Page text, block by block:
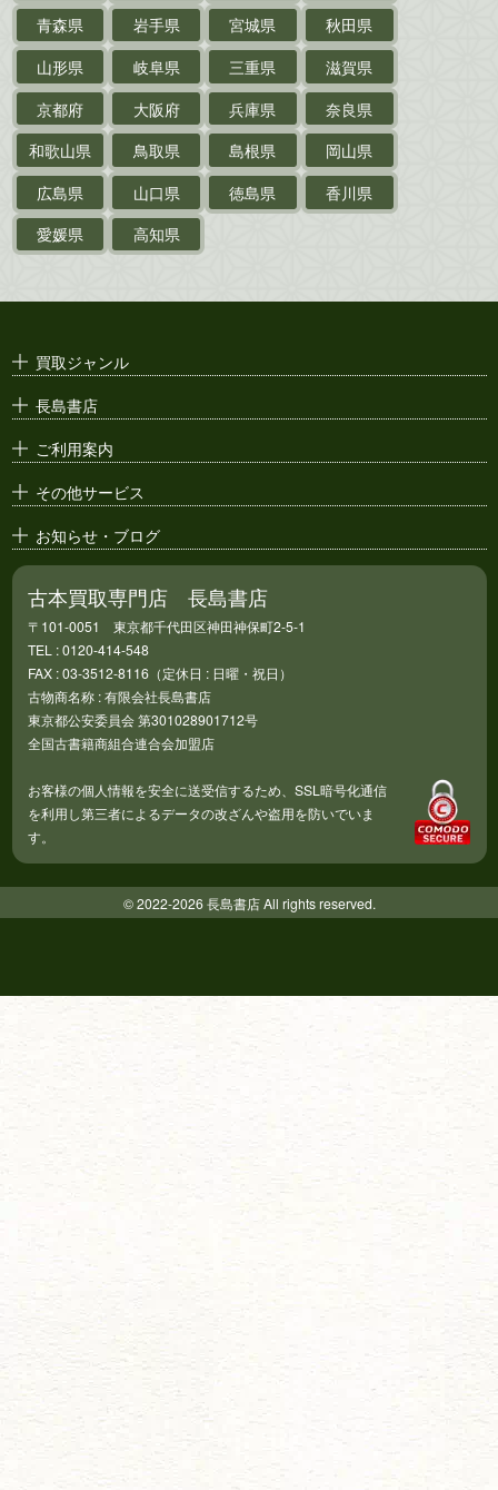
乗物
鉄道・
電車・バス
戦前・戦中の紙物・資料
絵葉書
支那・満洲・朝鮮・
台湾関係古資料
ポスター・チラシ・
青森県
岩手県 宮城県
秋田県
山形県
岐阜県 三重県
滋賀県
京都府
大阪府 兵庫県
奈良県
和歌山県
鳥取県 島根県
岡山県
広島県
山口県 徳島県
香川県
愛媛県
高知県
買取ジャンル
長島書店
ご利用案内
その他サービス
お知らせ・ブログ
古本買取専門店 長島書店
〒101-0051 東京都千代田区神田神保町2-5-1
TEL : 0120-414-548
FAX : 03-3512-8116（定休日 : 日曜・祝日）
古物商名称 : 有限会社長島書店
東京都公安委員会 第301028901712号
全国古書籍商組合連合会加盟店
お客様の個人情報を安全に送受信するため、SSL暗号化通信
を利用し第三者によるデータの改ざんや盗用を防いでいま
す。
© 2022-2026 長島書店 All rights reserved.